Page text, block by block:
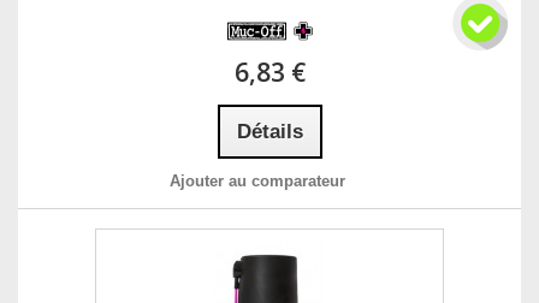
6,83 €
Détails
Ajouter au comparateur